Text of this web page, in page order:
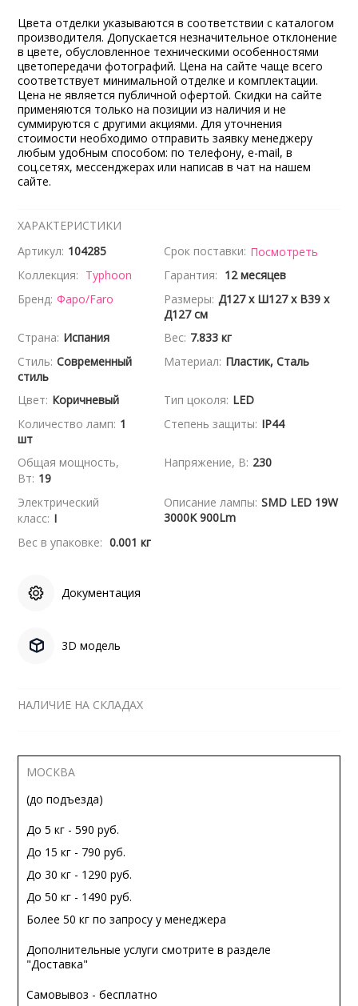
Цвета отделки указываются в соответствии с каталогом
производителя. Допускается незначительное отклонение
в цвете, обусловленное техническими особенностями
цветопередачи фотографий. Цена на сайте чаще всего
соответствует минимальной отделке и комплектации.
Цена не является публичной офертой. Скидки на сайте
применяются только на позиции из наличия и не
суммируются с другими акциями. Для уточнения
стоимости необходимо отправить заявку менеджеру
любым удобным способом: по телефону, e-mail, в
соц.сетях, мессенджерах или написав в чат на нашем
сайте.
ХАРАКТЕРИСТИКИ
Артикул: 104285 Срок поставки: Посмотреть
Коллекция: Typhoon Гарантия: 12 месяцев
Бренд: Фаро/Faro Размеры: Д127 x Ш127 x В39 x
Д127 см
Страна: Испания Вес: 7.833 кг
Стиль: Современный
стиль
Материал: Пластик, Сталь
Цвет: Коричневый Тип цоколя: LED
Количество ламп: 1
шт
Степень защиты: IP44
Общая мощность,
Вт: 19
Напряжение, В: 230
Электрический
класс: I
Описание лампы: SMD LED 19W
3000K 900Lm
Вес в упаковке: 0.001 кг
Документация
3D модель
НАЛИЧИЕ НА СКЛАДАХ
МОСКВА
(до подъезда)
До 5 кг - 590 руб.
До 15 кг - 790 руб.
До 30 кг - 1290 руб.
До 50 кг - 1490 руб.
Более 50 кг по запросу у менеджера
Дополнительные услуги смотрите в разделе
"Доставка"
Самовывоз - бесплатно